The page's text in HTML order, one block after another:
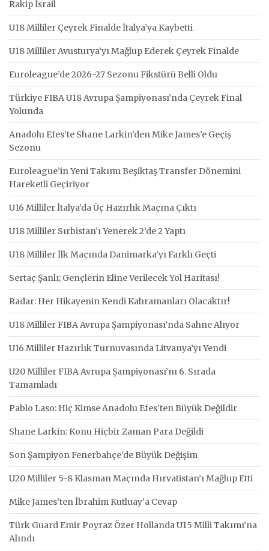
Rakip İsrail
U18 Milliler Çeyrek Finalde İtalya’ya Kaybetti
U18 Milliler Avusturya’yı Mağlup Ederek Çeyrek Finalde
Euroleague’de 2026-27 Sezonu Fikstürü Belli Oldu
Türkiye FIBA U18 Avrupa Şampiyonası’nda Çeyrek Final
Yolunda
Anadolu Efes’te Shane Larkin’den Mike James’e Geçiş
Sezonu
Euroleague’in Yeni Takımı Beşiktaş Transfer Dönemini
Hareketli Geçiriyor
U16 Milliler İtalya’da Üç Hazırlık Maçına Çıktı
U18 Milliler Sırbistan’ı Yenerek 2’de 2 Yaptı
U18 Milliler İlk Maçında Danimarka’yı Farklı Geçti
Sertaç Şanlı; Gençlerin Eline Verilecek Yol Haritası!
Radar: Her Hikayenin Kendi Kahramanları Olacaktır!
U18 Milliler FIBA Avrupa Şampiyonası’nda Sahne Alıyor
U16 Milliler Hazırlık Turnuvasında Litvanya’yı Yendi
U20 Milliler FIBA Avrupa Şampiyonası’nı 6. Sırada
Tamamladı
Pablo Laso: Hiç Kimse Anadolu Efes’ten Büyük Değildir
Shane Larkin: Konu Hiçbir Zaman Para Değildi
Son Şampiyon Fenerbahçe’de Büyük Değişim
U20 Milliler 5-8 Klasman Maçında Hırvatistan’ı Mağlup Etti
Mike James’ten İbrahim Kutluay’a Cevap
Türk Guard Emir Poyraz Özer Hollanda U15 Milli Takımı’na
Alındı